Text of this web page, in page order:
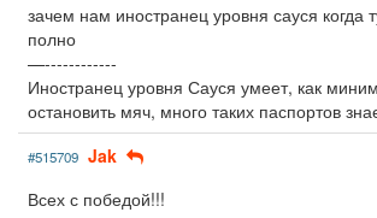
зачем нам иностранец уровня сауся когда
полно
—------------
Иностранец уровня Сауся умеет, как
остановить мяч, много таких паспортов
#515709 Jak
Всех с победой!!!